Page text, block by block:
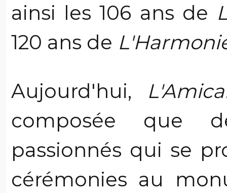
ainsi les 106 ans de
120 ans de
Aujourd'hui,
composée que
passionnés qui se
cérémonies au